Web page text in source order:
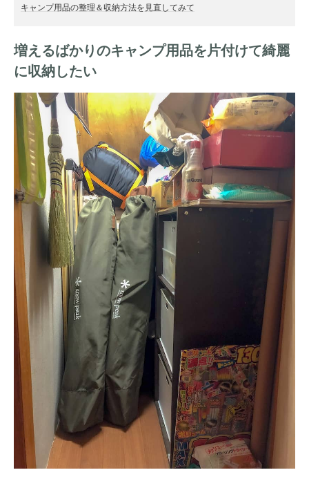
キャンプ用品の整理＆収納方法を見直してみて
増えるばかりのキャンプ用品を片付けて綺麗
に収納したい